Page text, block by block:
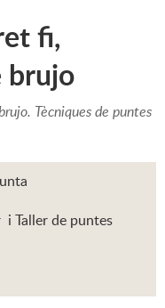
fi,
brujo
Tècniques de puntes
Taller de puntes